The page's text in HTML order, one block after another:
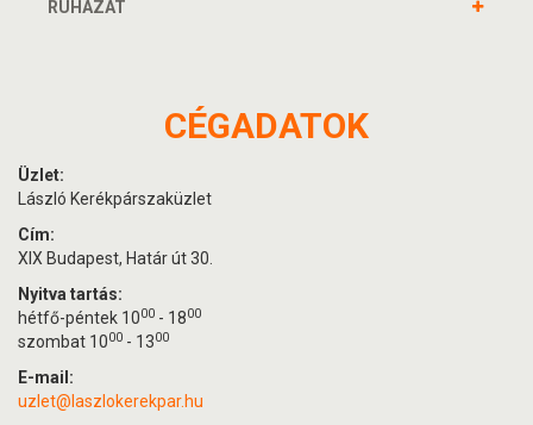
RUHÁZAT
CÉGADATOK
Üzlet:
László Kerékpárszaküzlet
Cím:
XIX Budapest, Határ út 30.
Nyitva tartás:
hétfő-péntek 1000 - 1800
szombat 1000 - 1300
E-mail:
uzlet@laszlokerekpar.hu